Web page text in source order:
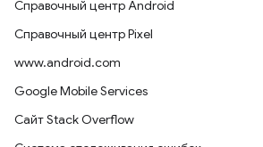
Справочный центр Android
Справочный центр Pixel
www.android.com
Google Mobile Services
Сайт Stack Overflow